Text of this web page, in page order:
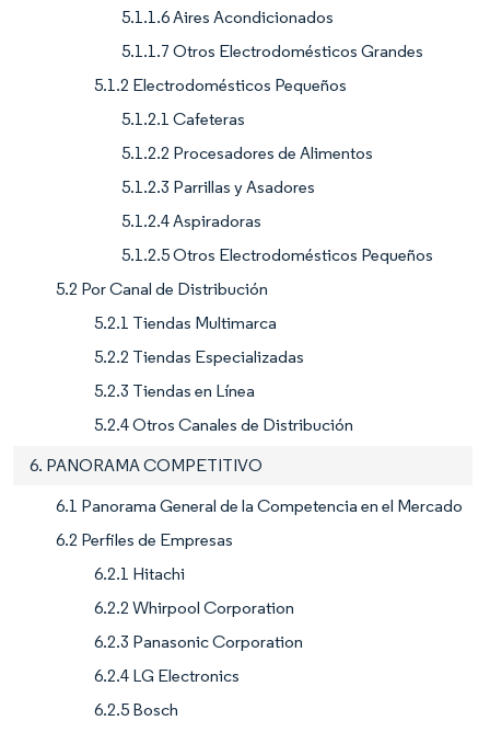
5.1.1.6 Aires Acondicionados
5.1.1.7 Otros Electrodomésticos Grandes
5.1.2 Electrodomésticos Pequeños
5.1.2.1 Cafeteras
5.1.2.2 Procesadores de Alimentos
5.1.2.3 Parrillas y Asadores
5.1.2.4 Aspiradoras
5.1.2.5 Otros Electrodomésticos Pequeños
5.2 Por Canal de Distribución
5.2.1 Tiendas Multimarca
5.2.2 Tiendas Especializadas
5.2.3 Tiendas en Línea
5.2.4 Otros Canales de Distribución
6. PANORAMA COMPETITIVO
6.1 Panorama General de la Competencia en el Mercado
6.2 Perfiles de Empresas
6.2.1 Hitachi
6.2.2 Whirpool Corporation
6.2.3 Panasonic Corporation
6.2.4 LG Electronics
6.2.5 Bosch